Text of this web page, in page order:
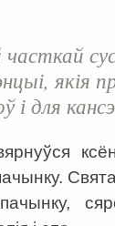
якія
і для